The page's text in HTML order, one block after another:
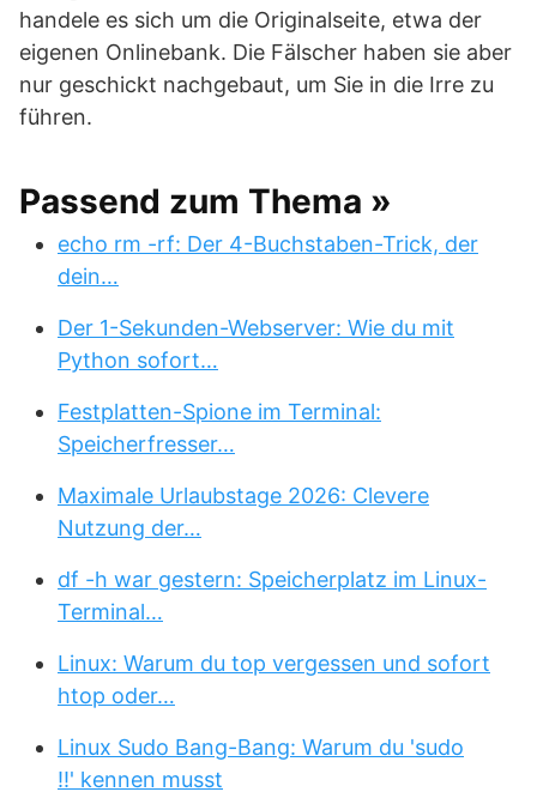
handele es sich um die Originalseite, etwa der
eigenen Onlinebank. Die Fälscher haben sie aber
nur geschickt nachgebaut, um Sie in die Irre zu
führen.
Passend zum Thema »
echo rm -rf: Der 4-Buchstaben-Trick, der
dein…
Der 1-Sekunden-Webserver: Wie du mit
Python sofort…
Festplatten-Spione im Terminal:
Speicherfresser…
Maximale Urlaubstage 2026: Clevere
Nutzung der…
df -h war gestern: Speicherplatz im Linux-
Terminal…
Linux: Warum du top vergessen und sofort
htop oder…
Linux Sudo Bang-Bang: Warum du 'sudo
!!' kennen musst